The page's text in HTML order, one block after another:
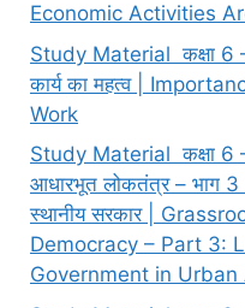
Economic Activities
Study Material कक्षा 6
कार्य का महत्व |
Work
Study Material कक्षा 6
आधारभूत लोकतंत्र – भाग 3 :
स्थानीय सरकार |
Democracy – Part 3:
Government in Urban